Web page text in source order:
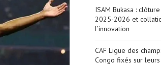
ISAM Bukasa :
2025-2026 et
l’innovation
CAF Ligue des
Congo fixés sur